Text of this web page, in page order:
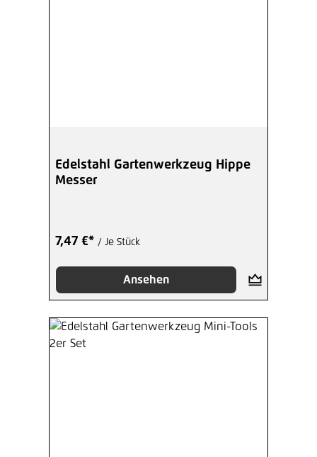
Edelstahl Gartenwerkzeug Hippe
Messer
7,47 €* / Je Stück
Ansehen